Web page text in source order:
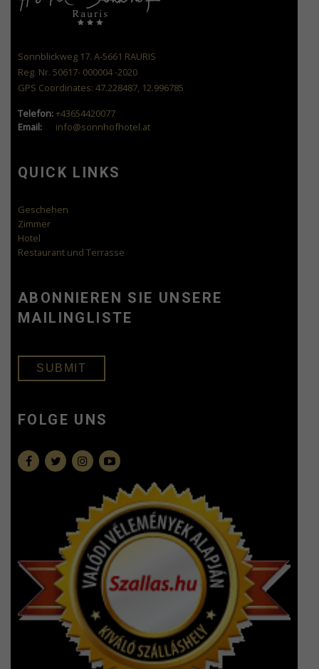
Sonnblickweg 17. A-5661 RAURIS
Reg. Nr. 50617- 000004 -2020
GPS Coordinates: 47.228487, 12.996785
Telefon:+43654420077
Email:
info@sonnhofhotel.at
QUICK LINKS
Geschehen
Zimmer
Hotel
Restaurant und Terrasse
ABONNIEREN SIE UNSERE
MAILINGLISTE
SUBMIT
FOLGE UNS